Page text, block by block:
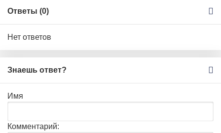
Ответы (0)
Нет ответов
Знаешь ответ?
Имя
Комментарий: